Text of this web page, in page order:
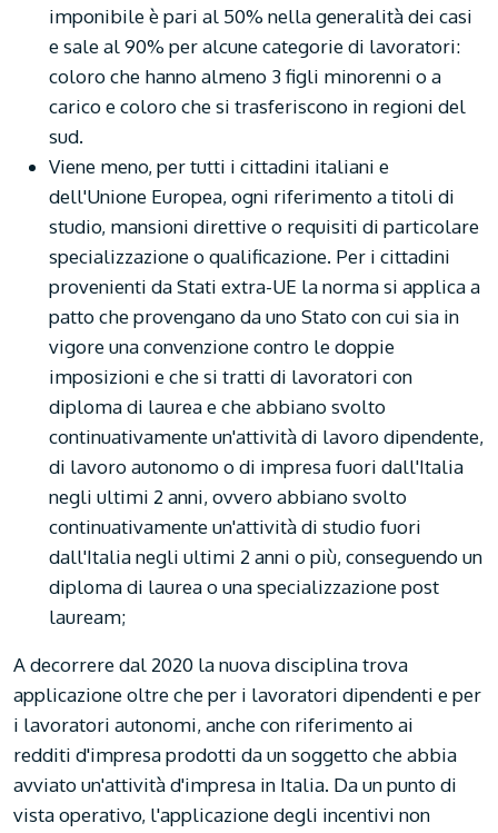
imponibile è pari al 50% nella generalità dei casi
e sale al 90% per alcune categorie di lavoratori:
coloro che hanno almeno 3 figli minorenni o a
carico e coloro che si trasferiscono in regioni del
sud.
Viene meno, per tutti i cittadini italiani e
dell'Unione Europea, ogni riferimento a titoli di
studio, mansioni direttive o requisiti di particolare
specializzazione o qualificazione. Per i cittadini
provenienti da Stati extra-UE la norma si applica a
patto che provengano da uno Stato con cui sia in
vigore una convenzione contro le doppie
imposizioni e che si tratti di lavoratori con
diploma di laurea e che abbiano svolto
continuativamente un'attività di lavoro dipendente,
di lavoro autonomo o di impresa fuori dall'Italia
negli ultimi 2 anni, ovvero abbiano svolto
continuativamente un'attività di studio fuori
dall'Italia negli ultimi 2 anni o più, conseguendo un
diploma di laurea o una specializzazione post
lauream;
A decorrere dal 2020 la nuova disciplina trova
applicazione oltre che per i lavoratori dipendenti e per
i lavoratori autonomi, anche con riferimento ai
redditi d'impresa prodotti da un soggetto che abbia
avviato un'attività d'impresa in Italia. Da un punto di
vista operativo, l'applicazione degli incentivi non